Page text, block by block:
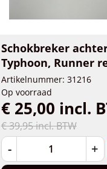
Schokbreker
Typhoon, Runner
Artikelnummer: 31216
Op voorraad
€ 39,95 incl. BTW
€ 25,00 incl.
- +